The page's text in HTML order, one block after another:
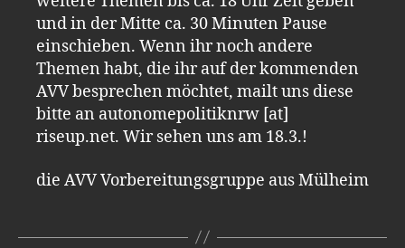
und in der Mitte ca. 30 Minuten Pause
einschieben. Wenn ihr noch andere
Themen habt, die ihr auf der kommenden
AVV besprechen möchtet, mailt uns diese
bitte an autonomepolitiknrw [at]
riseup.net. Wir sehen uns am 18.3.!
die AVV Vorbereitungsgruppe aus Mülheim